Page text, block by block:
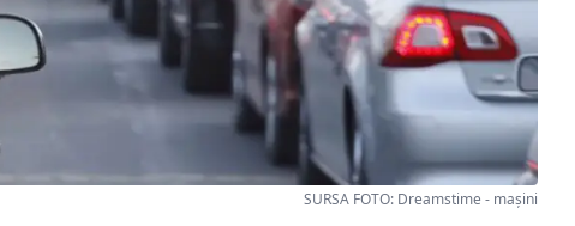
SURSA FOTO: Dreamstime - mașini